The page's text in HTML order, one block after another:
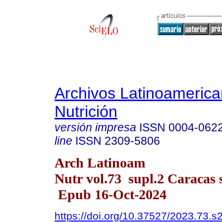
Archivos
Nutrición
versión impresa ISSN 0004-
line ISSN 2309-5806
Arch Latinoam
Nutr vol.73 supl.2 Caracas
Epub 16-Oct-2024
https://doi.org/10.37527/